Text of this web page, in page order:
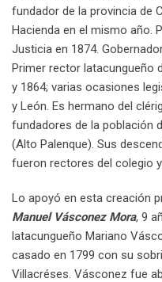
fundador de la provincia de
Hacienda en el mismo año.
Justicia en 1874.
Primer rector latacungueño
y 1864; varias ocasiones
y León. Es hermano del
fundadores de la población
(Alto Palenque). Sus
fueron rectores del colegio
Lo apoyó en esta creación
Manuel Vásconez Mora, 9
latacungueño Mariano
casado en 1799 con su
Villacréses. Vásconez fue